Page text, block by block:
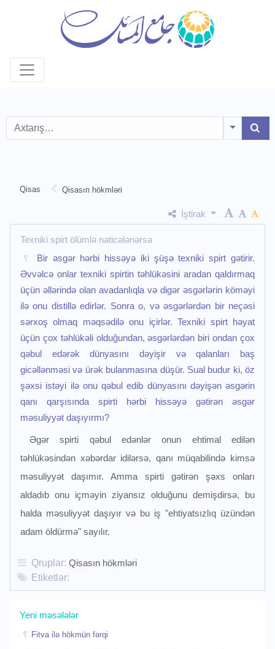
Toggle
Qisas Qisasın hökmləri
İştirak
Texniki spirt ölümlə nəticələnərsə
Bir əsgər hərbi hissəyə iki şüşə texniki spirt gətirir.
Əvvəlcə onlar texniki spirtin təhlükəsini aradan qaldırmaq
üçün əllərində olan avadanlıqla və digər əsgərlərin köməyi
ilə onu distillə edirlər. Sonra o, və əsgərlərdən bir neçəsi
sərxoş olmaq məqsədilə onu içirlər. Texniki spirt həyat
üçün çox təhlükəli olduğundan, əsgərlərdən biri ondan çox
qəbul edərək dünyasını dəyişir və qalanları baş
gicəllənməsi və ürək bulanmasına düşür. Sual budur ki, öz
şəxsi istəyi ilə onu qəbul edib dünyasını dəyişən əsgərin
qanı qarşısında spirti hərbi hissəyə gətirən əsgər
məsuliyyət daşıyırmı?
Əgər spirti qəbul edənlər onun ehtimal edilən
təhlükəsindən xəbərdar idilərsə, qanı müqabilində kimsə
məsuliyyət daşımır. Amma spirti gətirən şəxs onları
aldadıb onu içməyin ziyansız olduğunu demişdirsə, bu
halda məsuliyyət daşıyır və bu iş "ehtiyatsızlıq üzündən
adam öldürmə" sayılır.
Qruplar:Qisasın hökmləri
Etiketlər:
Yeni məsələlər
Fitva ilə hökmün fərqi